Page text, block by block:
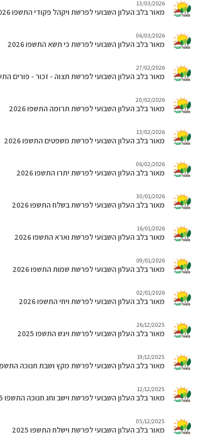
13/03/2026
מאור בלב העלון השבועי לפרשת ויקהל פקודי התשפו 2026
06/03/2026
מאור בלב העלון השבועי לפרשת כי תשא התשפו 2026
27/02/2026
מאור בלב העלון השבועי לפרשת תצוה - זכור - פורים התשפו
20/02/2026
מאור בלב העלון השבועי לפרשת תרומה התשפו 2026
13/02/2026
מאור בלב העלון השבועי לפרשת משפטים התשפו 2026
06/02/2026
מאור בלב העלון השבועי לפרשת יתרו התשפו 2026
30/01/2026
מאור בלב העלון השבועי לפרשת בשלח התשפו 2026
16/01/2026
מאור בלב העלון השבועי לפרשת וארא התשפו 2026
09/01/2026
מאור בלב העלון השבועי לפרשת שמות התשפו 2026
02/01/2026
מאור בלב העלון השבועי לפרשת ויחי התשפו 2026
26/12/2025
מאור בלב העלון השבועי לפרשת ויגש התשפו 2025
19/12/2025
מאור בלב העלון השבועי לפרשת מקץ ושבת חנוכה התשפו
12/12/2025
מאור בלב העלון השבועי לפרשת וישב וחג חנוכה התשפו 2025
05/12/2025
מאור בלב העלון השבועי לפרשת וישלח התשפו 2025